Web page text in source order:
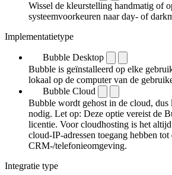
Wissel de kleurstelling handmatig of
systeemvoorkeuren naar day- of
Implementatietype
Bubble Desktop
Bubble is geïnstalleerd op elke
lokaal op de computer van de
Bubble Cloud
Bubble wordt gehost in de cloud, dus
nodig. Let op: Deze optie vereist de
licentie. Voor cloudhosting is het
cloud-IP-adressen toegang hebben tot
CRM-/telefonieomgeving.
Integratie type